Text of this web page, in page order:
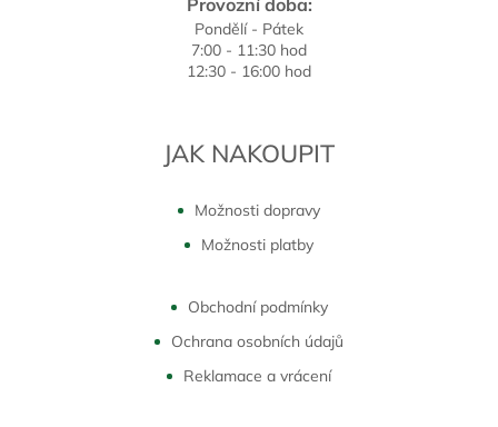
Pondělí - Pátek
7:00 - 11:30 hod
12:30 - 16:00 hod
JAK NAKOUPIT
Možnosti dopravy
Možnosti platby
Obchodní podmínky
Ochrana osobních údajů
Reklamace a vrácení